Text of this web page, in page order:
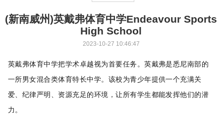
(新南威州)英戴弗体育中学Endeavour Sports
High School
2023-10-27 10:46:47
英戴弗体育中学把学术卓越视为首要任务。英戴弗是悉尼南部的
一所男女混合类体育特长中学。该校为青少年提供一个充满关
爱、纪律严明、资源充足的环境，让所有学生都能发挥他们的潜
力。